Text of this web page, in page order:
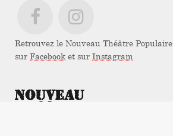
Retrouvez le Nouveau Théâtre Populaire
sur Facebook et sur Instagram